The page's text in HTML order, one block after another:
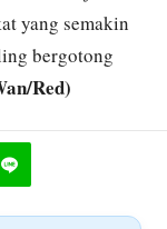
yang semakin
bergotong
Red)